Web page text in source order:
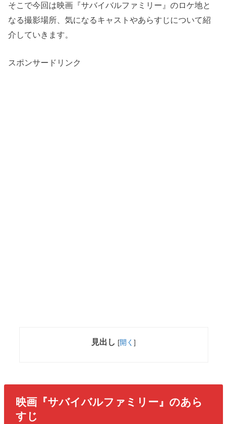
そこで今回は映画『サバイバルファミリー』のロケ地と
なる撮影場所、気になるキャストやあらすじについて紹
介していきます。
スポンサードリンク
見出し [開く ]
映画『サバイバルファミリー』のあら
すじ